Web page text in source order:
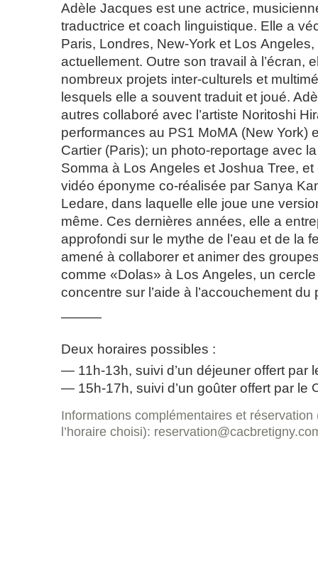
Adèle Jacques est une actrice,
traductrice et coach linguistique. Elle a
Paris, Londres, New-York et Los
actuellement. Outre son travail à l’écran,
nombreux projets inter-culturels et
lesquels elle a souvent traduit et joué.
autres collaboré avec l’artiste Noritoshi
performances au PS1 MoMA (New York)
Cartier (Paris); un photo-reportage avec
Somma à Los Angeles et Joshua Tree,
vidéo éponyme co-réalisée par Sanya
Ledare, dans laquelle elle joue une
même. Ces dernières années, elle a
approfondi sur le mythe de l’eau et de la
amené à collaborer et animer des
comme «Dolas» à Los Angeles, un
concentre sur l’aide à l’accouchement
———
Deux horaires possibles :
11h-13h, suivi d’un déjeuner offert par
15h-17h, suivi d’un goûter offert par le
Informations complémentaires et réservation
l’horaire choisi):